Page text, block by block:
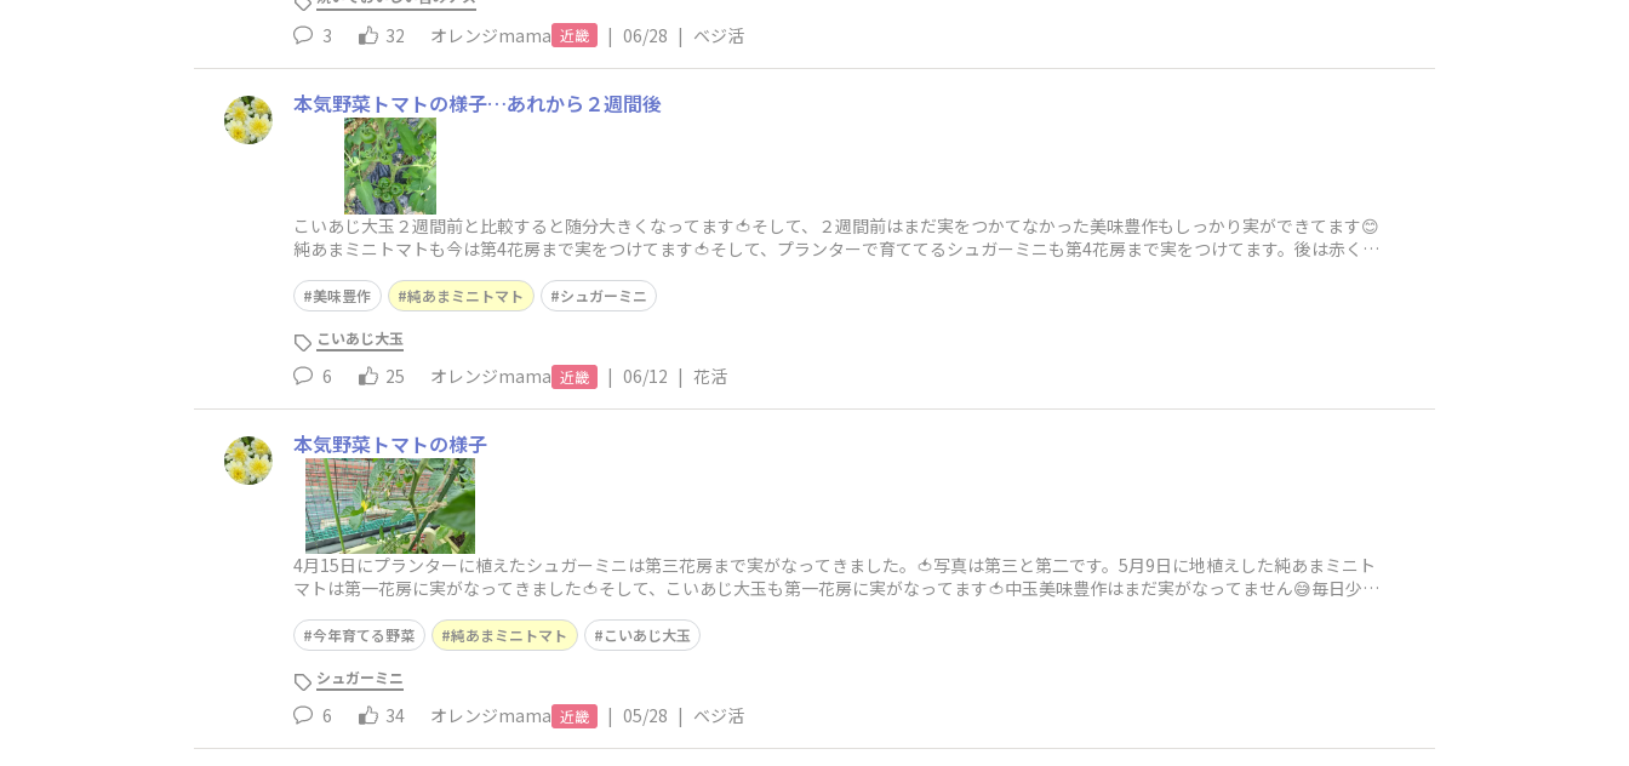
3 32 オレンジmama 近畿 | 06/28 | ベジ活
本気野菜トマトの様子…あれから２週間後
こいあじ大玉２週間前と比較すると随分大きくなってます🍅そして、２週間前はまだ実をつかてなかった美味豊作もしっかり実ができてます😊
純あまミニトマトも今は第4花房まで実をつけてます🍅そして、プランターで育ててるシュガーミニも第4花房まで実をつけてます。後は赤く色
美味豊作 純あまミニトマト シュガーミニ
こいあじ大玉
6 25 オレンジmama 近畿 | 06/12 | 花活
本気野菜トマトの様子
4月15日にプランターに植えたシュガーミニは第三花房まで実がなってきました。🍅写真は第三と第二です。5月9日に地植えした純あまミニト
マトは第一花房に実がなってきました🍅そして、こいあじ大玉も第一花房に実がなってます🍅中玉美味豊作はまだ実がなってません😅毎日少し
今年育てる野菜 純あまミニトマト こいあじ大玉
シュガーミニ
6 34 オレンジmama 近畿 | 05/28 | ベジ活